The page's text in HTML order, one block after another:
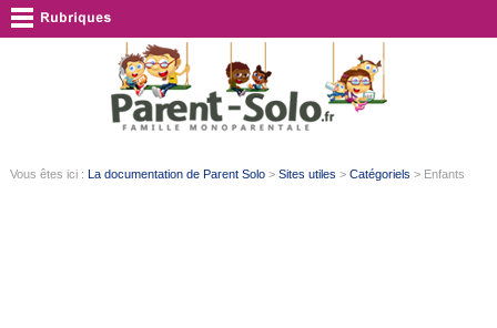
Vous êtes ici : La documentation de Parent Solo> Sites utiles > Catégoriels > Enfants